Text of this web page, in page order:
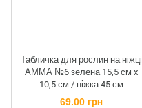
Табличка для рослин на ніжці
АММА №6 зелена 15,5 см x
10,5 см / ніжка 45 см
69.00 грн